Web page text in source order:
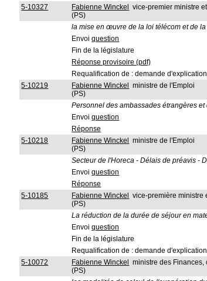
5-10327
Fabienne Winckel
(PS)
vice-premier ministre
la mise en œuvre de la loi télécom et de
Envoiquestion
Fin de la législature
Réponse provisoire (pdf)
Requalification de : demande
5-10219
Fabienne Winckel
(PS)
ministre de l'Emploi
Personnel des ambassades étrangères
Envoiquestion
Réponse
5-10218
Fabienne Winckel
(PS)
ministre de l'Emploi
Secteur de l'Horeca - Délais de préavis -
Envoiquestion
Réponse
5-10185
Fabienne Winckel
(PS)
vice-première ministre
La réduction de la durée de séjour en
Envoiquestion
Fin de la législature
Requalification de : demande
5-10072
Fabienne Winckel
(PS)
ministre des